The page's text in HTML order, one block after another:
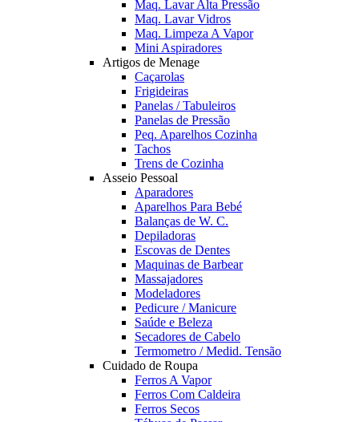
Maq. Lavar Alta Pressão
Maq. Lavar Vidros
Maq. Limpeza A Vapor
Mini Aspiradores
Artigos de Menage
Caçarolas
Frigideiras
Panelas / Tabuleiros
Panelas de Pressão
Peq. Aparelhos Cozinha
Tachos
Trens de Cozinha
Asseio Pessoal
Aparadores
Aparelhos Para Bebé
Balanças de W. C.
Depiladoras
Escovas de Dentes
Maquinas de Barbear
Massajadores
Modeladores
Pedicure / Manicure
Saúde e Beleza
Secadores de Cabelo
Termometro / Medid. Tensão
Cuidado de Roupa
Ferros A Vapor
Ferros Com Caldeira
Ferros Secos